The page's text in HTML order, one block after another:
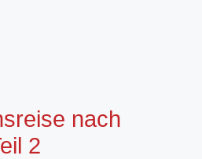
nach
2